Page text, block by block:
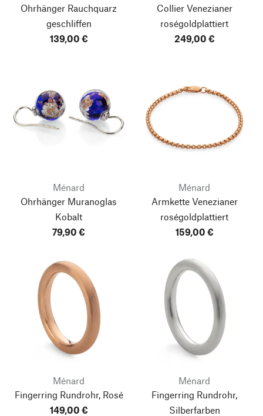
Ohrhänger Rauchquarz
geschliffen
139,00 €
Collier Venezianer
roségoldplattiert
249,00 €
Ménard
Ohrhänger Muranoglas
Kobalt
79,90 €
Ménard
Armkette Venezianer
roségoldplattiert
159,00 €
Ménard
Fingerring Rundrohr, Rosé
149,00 €
Ménard
Fingerring Rundrohr,
Silberfarben